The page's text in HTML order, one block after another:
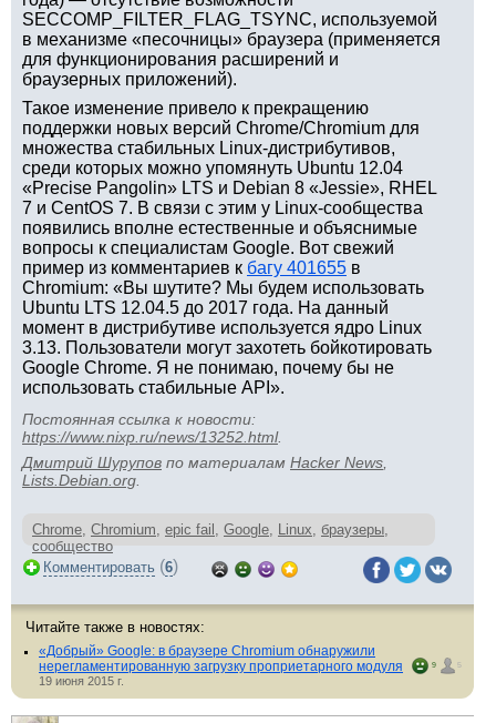
SECCOMP_FILTER_FLAG_TSYNC, используемой
в механизме «песочницы» браузера (применяется
для функционирования расширений и
браузерных приложений).
Такое изменение привело к прекращению
поддержки новых версий Chrome/Chromium для
множества стабильных Linux-дистрибутивов,
среди которых можно упомянуть Ubuntu 12.04
«Precise Pangolin» LTS и Debian 8 «Jessie», RHEL
7 и CentOS 7. В связи с этим у Linux-сообщества
появились вполне естественные и объяснимые
вопросы к специалистам Google. Вот свежий
пример из комментариев к багу 401655 в
Chromium: «Вы шутите? Мы будем использовать
Ubuntu LTS 12.04.5 до 2017 года. На данный
момент в дистрибутиве используется ядро Linux
3.13. Пользователи могут захотеть бойкотировать
Google Chrome. Я не понимаю, почему бы не
использовать стабильные API».
Постоянная ссылка к новости:
https://www.nixp.ru/news/13252.html.
Дмитрий Шурупов по материалам Hacker News
Lists.Debian.org
Chrome, Chromium, epic fail , Google, Linux, браузеры,
сообщество
Комментировать (6)
Читайте также в новостях:
«Добрый» Google: в браузере Chromium обнаружили
нерегламентированную загрузку проприетарного модуля
9 5
19 июня 2015 г.